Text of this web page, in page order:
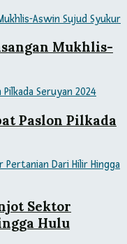
Mukhlis-
Paslon Pilkada
Sektor
Hulu